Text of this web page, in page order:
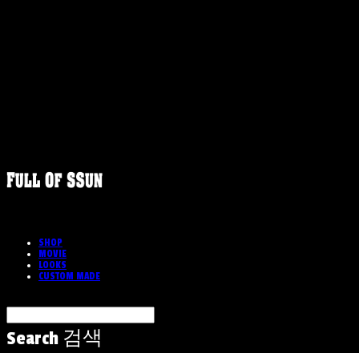
SHOP
MOVIE
LOOKS
CUSTOM MADE
Search 검색